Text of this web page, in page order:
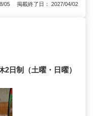
05 掲載終了日： 2027/04/02
日制（土曜・日曜）